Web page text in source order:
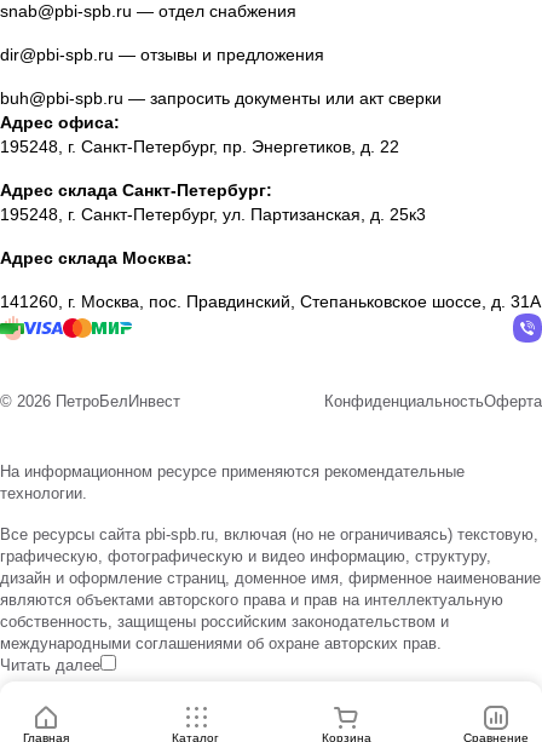
snab@pbi-spb.ru — отдел снабжения
dir@pbi-spb.ru — отзывы и предложения
buh@pbi-spb.ru — запросить документы или акт сверки
Адрес офиса:
195248, г. Санкт-Петербург, пр. Энергетиков, д. 22
Адрес склада Санкт-Петербург:
195248, г. Санкт-Петербург, ул. Партизанская, д. 25к3
Адрес склада Москва:
141260, г. Москва, пос. Правдинский, Степаньковское шоссе, д. 31А
© 2026 ПетроБелИнвест КонфиденциальностьОферта
На информационном ресурсе применяются рекомендательные
технологии.
Все ресурсы сайта pbi-spb.ru, включая (но не ограничиваясь) текстовую,
графическую, фотографическую и видео информацию, структуру,
дизайн и оформление страниц, доменное имя, фирменное наименование
являются объектами авторского права и прав на интеллектуальную
собственность, защищены российским законодательством и
международными соглашениями об охране авторских прав.
Читать далее
Главная Каталог Корзина Сравнение